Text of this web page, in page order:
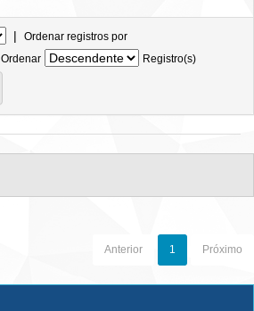
| Ordenar registros por
Ordenar
Registro(s)
Anterior 1 Próximo